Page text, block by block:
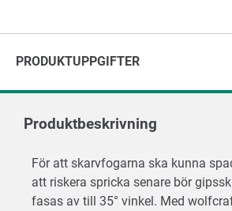
PRODUKTUPPGIFTER
Produktbeskrivning
För att skarvfogarna ska kunna
att riskera spricka senare bör
fasas av till 35° vinkel. Med